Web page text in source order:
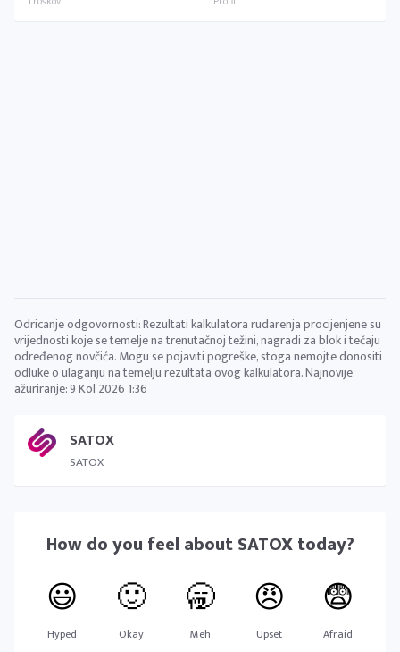
SATOX
SATOX
How do you feel aboutSATOXtoday?
😃
Hyped
🙂
Okay
🥱
Meh
😠
Upset
😨
Afraid
Odricanje odgovornosti: Rezultati kalkulatora rudarenja procijenjene su
vrijednosti koje se temelje na trenutačnoj težini, nagradi za blok i tečaju
određenog novčića. Mogu se pojaviti pogreške, stoga nemojte donositi
odluke o ulaganju na temelju rezultata ovog kalkulatora. Najnovije
ažuriranje:9 Kol 2026 1:36